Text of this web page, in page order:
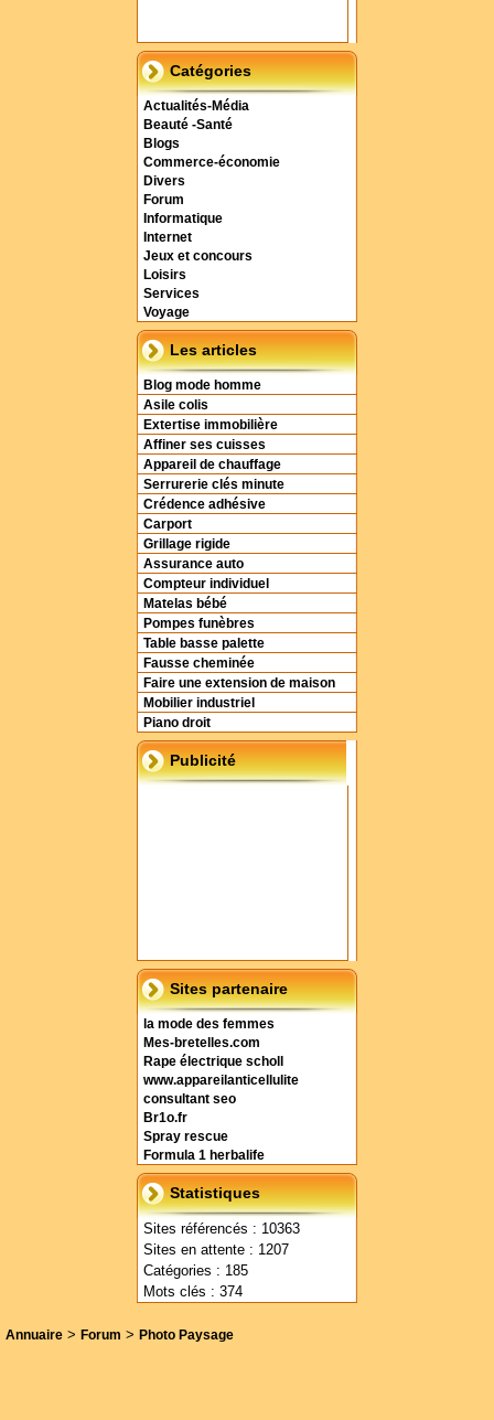
Catégories
Actualités-Média
Beauté -Santé
Blogs
Commerce-économie
Divers
Forum
Informatique
Internet
Jeux et concours
Loisirs
Services
Voyage
Les articles
Blog mode homme
Asile colis
Extertise immobilière
Affiner ses cuisses
Appareil de chauffage
Serrurerie clés minute
Crédence adhésive
Carport
Grillage rigide
Assurance auto
Compteur individuel
Matelas bébé
Pompes funèbres
Table basse palette
Fausse cheminée
Faire une extension de maison
Mobilier industriel
Piano droit
Publicité
Sites partenaire
la mode des femmes
Mes-bretelles.com
Rape électrique scholl
www.appareilanticellulite
consultant seo
Br1o.fr
Spray rescue
Formula 1 herbalife
Statistiques
Sites référencés : 10363
Sites en attente : 1207
Catégories : 185
Mots clés : 374
Annuaire > Forum > Photo Paysage